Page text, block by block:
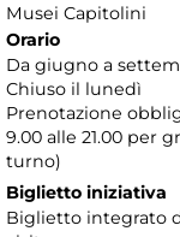
Musei Capitolini
Orario
Da giugno a
Chiuso il lunedì
Prenotazione
9.00 alle 21.00 per
turno)
Biglietto iniziativa
Biglietto integrato